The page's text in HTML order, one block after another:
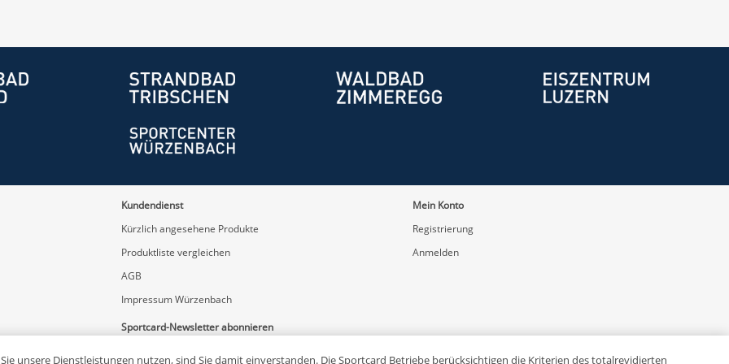
Kundendienst
Kürzlich angesehene Produkte
Produktliste vergleichen
AGB
Impressum Würzenbach
Mein Konto
Registrierung
Anmelden
Sportcard-Newsletter abonnieren
unsere Dienstleistungen nutzen, sind Sie damit einverstanden. Die Sportcard Betriebe berücksichtigen die Kriterien des totalrevidierten